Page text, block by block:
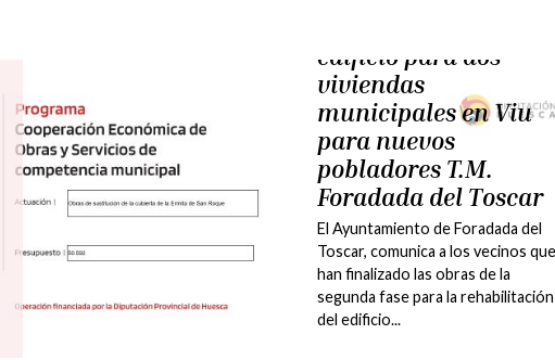
lunes, 8 junio 2026
Finalización de las
obras de mejora en la
red de caminos
municipales
El Ayuntamiento de Foradada del
Toscar, informa a sus vecinos de la
conclusión de los trabajos de
acondicionamiento de diversos
caminos del término...